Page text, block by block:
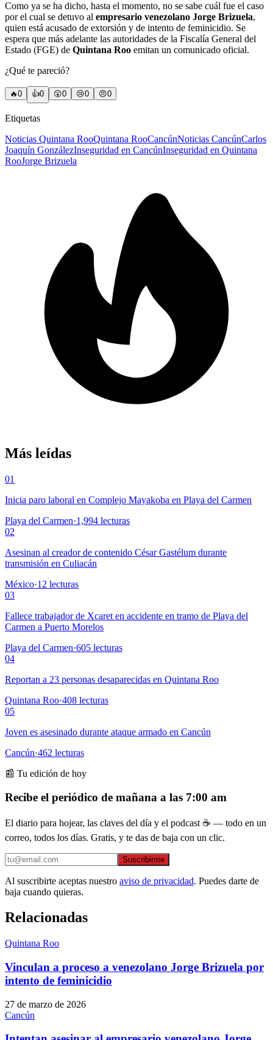
Como ya se ha dicho, hasta el momento, no se sabe cuál fue el caso
por el cual se detuvo al empresario venezolano Jorge Brizuela,
quien está acusado de extorsión y de intento de feminicidio. Se
espera que más adelante las autoridades de la Fiscalía General del
Estado (FGE) de Quintana Roo emitan un comunicado oficial.
¿Qué te pareció?
🔥0 👍0 😲0 😢0 😠0
Etiquetas
Noticias Quintana RooQuintana RooCancúnNoticias CancúnCarlos
Joaquín GonzálezInseguridad en CancúnInseguridad en Quintana
RooJorge Brizuela
Más leídas
01
Inicia paro laboral en Complejo Mayakoba en Playa del Carmen
Playa del Carmen·1,994 lecturas
02
Asesinan al creador de contenido César Gastélum durante
transmisión en Culiacán
México·12 lecturas
03
Fallece trabajador de Xcaret en accidente en tramo de Playa del
Carmen a Puerto Morelos
Playa del Carmen·605 lecturas
04
Reportan a 23 personas desaparecidas en Quintana Roo
Quintana Roo·408 lecturas
05
Joven es asesinado durante ataque armado en Cancún
Cancún·462 lecturas
📰 Tu edición de hoy
Recibe el periódico de mañana a las 7:00 am
El diario para hojear, las claves del día y el podcast ☕ — todo en un
correo, todos los días. Gratis, y te das de baja con un clic.
Suscribirme
Al suscribirte aceptas nuestro aviso de privacidad. Puedes darte de
baja cuando quieras.
Relacionadas
Quintana Roo
Vinculan a proceso a venezolano Jorge Brizuela por
intento de feminicidio
27 de marzo de 2026
Cancún